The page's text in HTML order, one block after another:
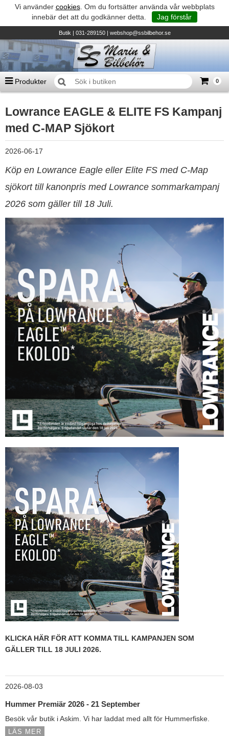
Vi använder cookies. Om du fortsätter använda vår webbplats
innebär det att du godkänner detta.
Jag förstår
Butik| 031-289150 | webshop@ssbilbehor.se
Produkter 0
Summa
0 kr
TILL KASSAN
Biltillbehör och reservdelar - BDS
Micore • Båtar
Suzumar - Gummibåtar
Honda - Utombordare
HonWave - Gummibåtar
Honda - Elverk & Pumpar
Tohatsu - Utombordare
Minn Kota - elmotorer
TK Trailer
Volvo Penta Servicedelar
Yanmar Servicedelar
Yamaha Servicedelar
Mercury Servicedelar
Lowrance
Humminbird
Simrad
B&G
Båttillbehör
Hummertina
Varta - Batterier
Victron - Batteriladdare
CTEK - Batteriladdare
Webasto - Dieselvärmare
Kamasa Tools - Verktyg
Calix - Packline - Takboxar
Thule - Takboxar
Thule - Lasthållare
Begagnade Motorer & Båtar
Lowrance EAGLE & ELITE FS Kampanj
med C-MAP Sjökort
2026-06-17
Köp en Lowrance Eagle eller Elite FS med C-Map
sjökort till kanonpris med Lowrance sommarkampanj
2026 som gäller till 18 Juli.
KLICKA HÄR FÖR ATT KOMMA TILL KAMPANJEN SOM
GÄLLER TILL 18 JULI 2026.
2026-08-03
Hummer Premiär 2026 - 21 September
Besök vår butik i Askim. Vi har laddat med allt för Hummerfiske.
LÄS MER